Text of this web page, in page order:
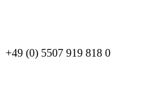
+49 (0) 5507 919 818 0